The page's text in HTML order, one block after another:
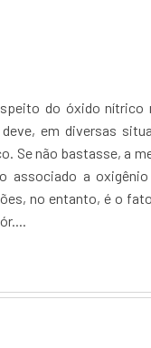
do óxido nítrico
em diversas
Se não bastasse, a
associado a
no entanto, é o